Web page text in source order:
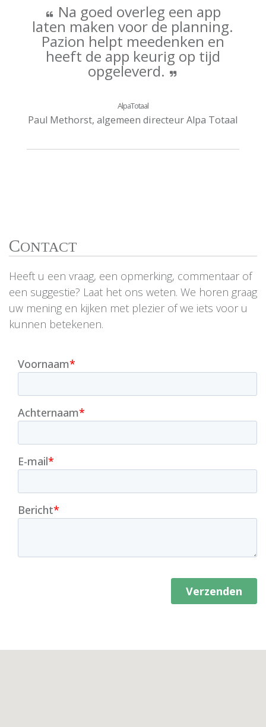
Na goed overleg een app
laten maken voor de planning.
Pazion helpt meedenken en
heeft de app keurig op tijd
opgeleverd.
AlpaTotaal
Paul Methorst, algemeen directeur Alpa Totaal
CONTACT
Heeft u een vraag, een opmerking, commentaar of
een suggestie? Laat het ons weten. We horen graag
uw mening en kijken met plezier of we iets voor u
kunnen betekenen.